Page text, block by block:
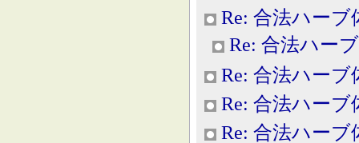
Re: 合法ハーブ
Re: 合法ハー
Re: 合法ハーブ
Re: 合法ハーブ
Re: 合法ハーブ